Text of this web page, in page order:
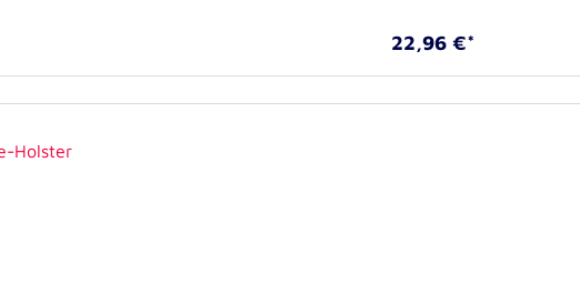
22,96 €*